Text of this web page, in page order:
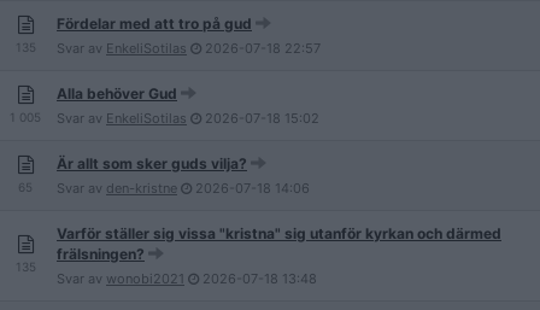
135
Fördelar med att tro på gud
Svar av EnkeliSotilas 2026-07-18 22:57
1 005
Alla behöver Gud
Svar av EnkeliSotilas 2026-07-18 15:02
65
Är allt som sker guds vilja?
Svar av den-kristne 2026-07-18 14:06
135
Varför ställer sig vissa "kristna" sig utanför kyrkan och därmed
frälsningen?
Svar av wonobi2021 2026-07-18 13:48